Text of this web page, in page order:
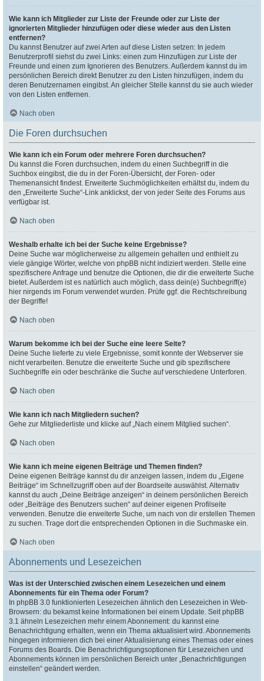
Wie kann ich Mitglieder zur Liste der Freunde oder zur Liste der
ignorierten Mitglieder hinzufügen oder diese wieder aus den Listen
entfernen?
Du kannst Benutzer auf zwei Arten auf diese Listen setzen: In jedem
Benutzerprofil siehst du zwei Links: einen zum Hinzufügen zur Liste der
Freunde und einen zum Ignorieren des Benutzers. Außerdem kannst du im
persönlichen Bereich direkt Benutzer zu den Listen hinzufügen, indem du
deren Benutzernamen eingibst. An gleicher Stelle kannst du sie auch wieder
von den Listen entfernen.
Nach oben
Die Foren durchsuchen
Wie kann ich ein Forum oder mehrere Foren durchsuchen?
Du kannst die Foren durchsuchen, indem du einen Suchbegriff in die
Suchbox eingibst, die du in der Foren-Übersicht, der Foren- oder
Themenansicht findest. Erweiterte Suchmöglichkeiten erhältst du, indem du
den „Erweiterte Suche“-Link anklickst, der von jeder Seite des Forums aus
verfügbar ist.
Nach oben
Weshalb erhalte ich bei der Suche keine Ergebnisse?
Deine Suche war möglicherweise zu allgemein gehalten und enthielt zu
viele gängige Wörter, welche von phpBB nicht indiziert werden. Stelle eine
spezifischere Anfrage und benutze die Optionen, die dir die erweiterte Suche
bietet. Außerdem ist es natürlich auch möglich, dass dein(e) Suchbegriff(e)
hier nirgends im Forum verwendet wurden. Prüfe ggf. die Rechtschreibung
der Begriffe!
Nach oben
Warum bekomme ich bei der Suche eine leere Seite?
Deine Suche lieferte zu viele Ergebnisse, somit konnte der Webserver sie
nicht verarbeiten. Benutze die erweiterte Suche und gib spezifischere
Suchbegriffe ein oder beschränke die Suche auf verschiedene Unterforen.
Nach oben
Wie kann ich nach Mitgliedern suchen?
Gehe zur Mitgliederliste und klicke auf „Nach einem Mitglied suchen“.
Nach oben
Wie kann ich meine eigenen Beiträge und Themen finden?
Deine eigenen Beiträge kannst du dir anzeigen lassen, indem du „Eigene
Beiträge“ im Schnellzugriff oben auf der Boardseite auswählst. Alternativ
kannst du auch „Deine Beiträge anzeigen“ in deinem persönlichen Bereich
oder „Beiträge des Benutzers suchen“ auf deiner eigenen Profilseite
verwenden. Benutze die erweiterte Suche, um nach von dir erstellen Themen
zu suchen. Trage dort die entsprechenden Optionen in die Suchmaske ein.
Nach oben
Abonnements und Lesezeichen
Was ist der Unterschied zwischen einem Lesezeichen und einem
Abonnements für ein Thema oder Forum?
In phpBB 3.0 funktionierten Lesezeichen ähnlich den Lesezeichen in Web-
Browsern: du bekamst keine Informationen bei einem Update. Seit phpBB
3.1 ähneln Lesezeichen mehr einem Abonnement: du kannst eine
Benachrichtigung erhalten, wenn ein Thema aktualisiert wird. Abonnements
hingegen informieren dich bei einer Aktualisierung eines Themas oder eines
Forums des Boards. Die Benachrichtigungsoptionen für Lesezeichen und
Abonnements können im persönlichen Bereich unter „Benachrichtigungen
einstellen“ geändert werden.